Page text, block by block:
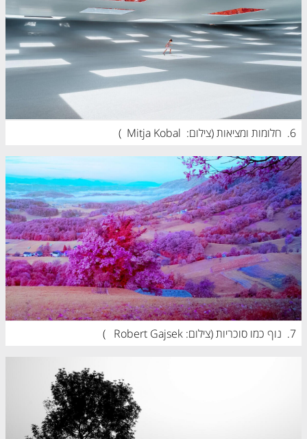
6. חלומות ומציאות (צילום:  Mitja Kobal )
7. נוף כמו סוכריות (צילום: Robert Gajsek )